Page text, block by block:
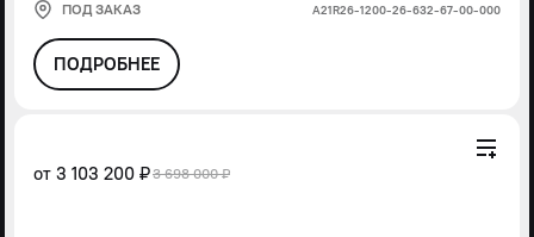
ПОД ЗАКАЗ А21R26-1200-26-632-67-00-000
ПОДРОБНЕЕ
от 3 103 200 ₽3 698 000 ₽